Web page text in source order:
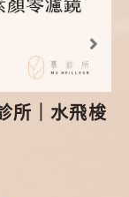
所｜水飛梭